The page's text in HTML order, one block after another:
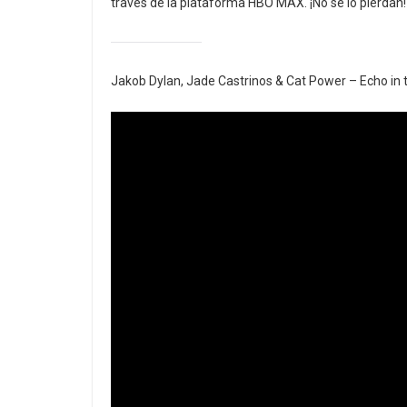
Jakob Dylan, Jade Castrinos & Cat Power – Echo in